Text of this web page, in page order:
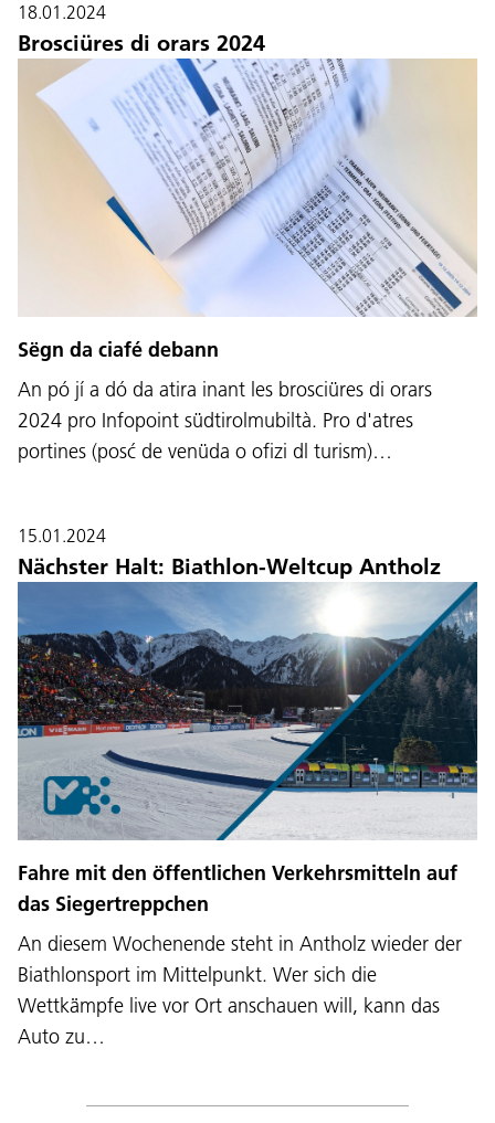
18.01.2024
Brosciüres di orars 2024
Sëgn da ciafé debann
An pó jí a dó da atira inant les brosciüres di orars
2024 pro Infopoint südtirolmubiltà. Pro d'atres
portines (posć de venüda o ofizi dl turism)…
15.01.2024
Nächster Halt: Biathlon-Weltcup Antholz
Fahre mit den öffentlichen Verkehrsmitteln auf
das Siegertreppchen
An diesem Wochenende steht in Antholz wieder der
Biathlonsport im Mittelpunkt. Wer sich die
Wettkämpfe live vor Ort anschauen will, kann das
Auto zu…